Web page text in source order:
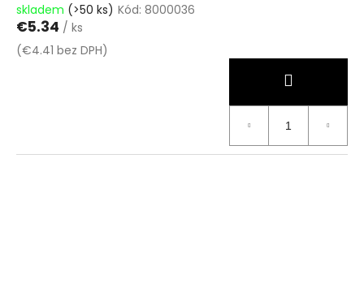
skladem (>50 ks) Kód: 8000036
€5.34 / ks
(€4.41 bez DPH)